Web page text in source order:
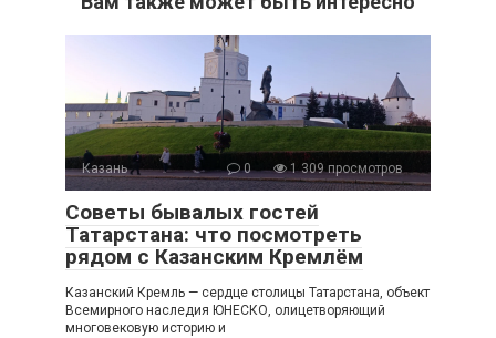
Казань 0 1 309 просмотров
Советы бывалых гостей
Татарстана: что посмотреть
рядом с Казанским Кремлём
Казанский Кремль — сердце столицы Татарстана, объект
Всемирного наследия ЮНЕСКО, олицетворяющий
многовековую историю и